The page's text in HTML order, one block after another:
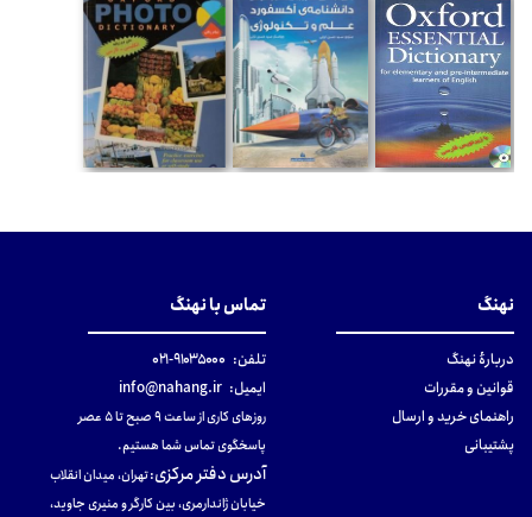
نهنگ
دربارهٔ نهنگ
قوانین و مقررات
راهنمای خرید و ارسال
پشتیبانی
تماس با نهنگ
تلفن: ۹۱۰۳۵۰۰۰-۰۲۱
ایمیل: info@nahang.ir
روزهای کاری از ساعت ۹ صبح تا ۵ عصر
پاسخگوی تماس شما هستیم.
آدرس دفتر مرکزی:تهران، میدان انقلاب
خیابان ژاندارمری، بین کارگر و منیری جاوید،